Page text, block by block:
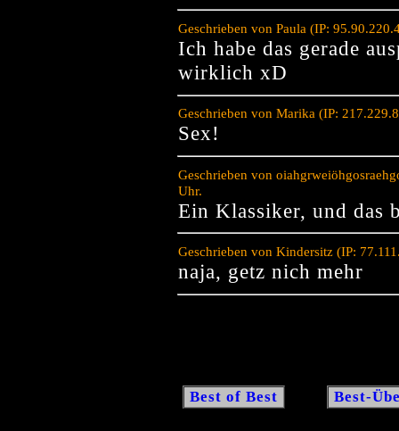
Geschrieben von Paula (IP:
Ich habe das gerade
wirklich xD
Geschrieben von Marika (IP:
Sex!
Geschrieben von
Uhr.
Ein Klassiker, und das
Geschrieben von Kindersitz (IP:
naja, getz nich mehr
Best of Best Best-